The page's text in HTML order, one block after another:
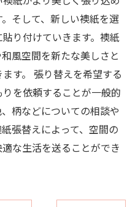
そして、新しい襖紙を選
り付けていきます。襖紙
風空間を新たな美しさと
す。 張り替えを希望する
を依頼することが一般的
柄などについての相談や
張替えによって、空間の
な生活を送ることができ